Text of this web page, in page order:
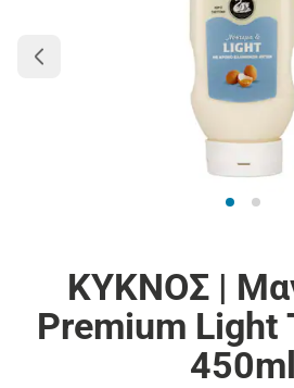
ΚΥΚΝΟΣ |
Premium Light
450ml